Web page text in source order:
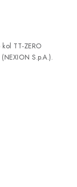
TT-ZERO
S.p.A.).